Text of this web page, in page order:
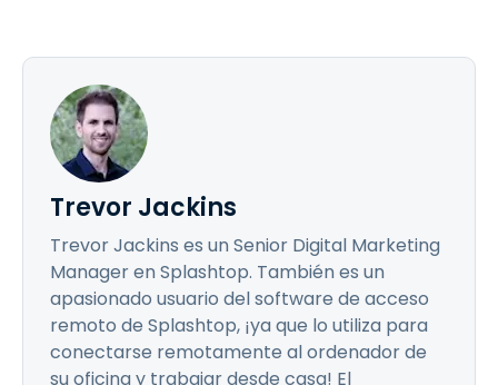
Trevor Jackins
Trevor Jackins es un Senior Digital Marketing
Manager en Splashtop. También es un
apasionado usuario del software de acceso
remoto de Splashtop, ¡ya que lo utiliza para
conectarse remotamente al ordenador de
su oficina y trabajar desde casa! El